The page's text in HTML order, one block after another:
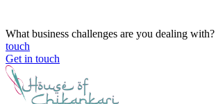
What business challenges are you dealing
touch
Get in touch